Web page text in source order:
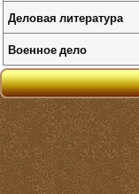
Деловая литература
Военное дело